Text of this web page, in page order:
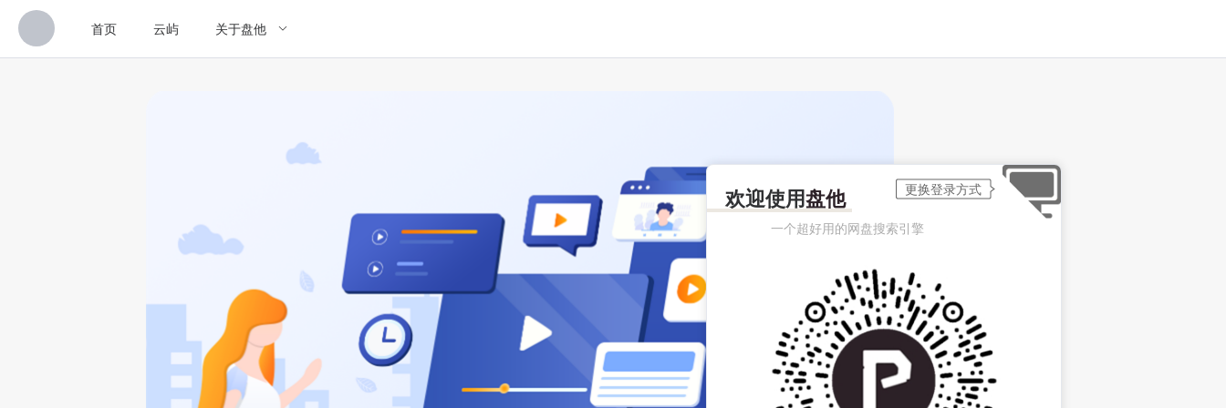
首页 云屿 关于盘他
欢迎使用盘他
一个超好用的网盘搜索引擎